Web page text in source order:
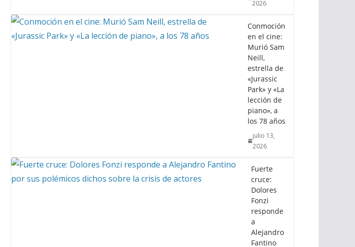
2026
Conmoción
en el cine:
Murió Sam
Neill,
estrella de
«Jurassic
Park» y «La
lección de
piano», a
los 78 años
julio 13,
2026
Fuerte
cruce:
Dolores
Fonzi
responde
a
Alejandro
Fantino